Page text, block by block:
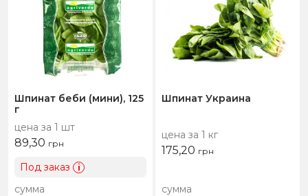
Шпинат беби (мини), 125
г
цена за 1 шт
89,30 грн
Под заказ i
сумма
Шпинат Украина
цена за 1 кг
175,20 грн
сумма